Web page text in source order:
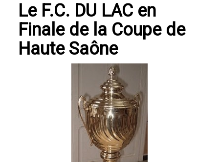
Le F.C. DU LAC en
Finale de la Coupe de
Haute Saône